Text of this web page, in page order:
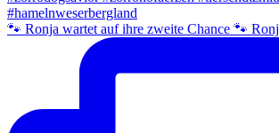
🐾 Ronja wartet auf ihre zweite Chance 🐾